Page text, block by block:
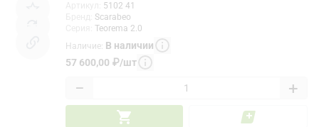
5102 41
Scarabeo
Teorema 2.0
Наличие: В наличии
57 600,00 ₽/шт
− +